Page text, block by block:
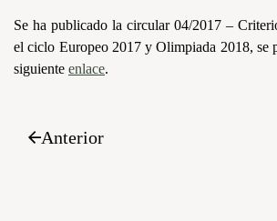
Se ha publicado la circular 04/2017 –
el ciclo Europeo 2017 y Olimpiada 2018, se
siguiente enlace.
Anterior